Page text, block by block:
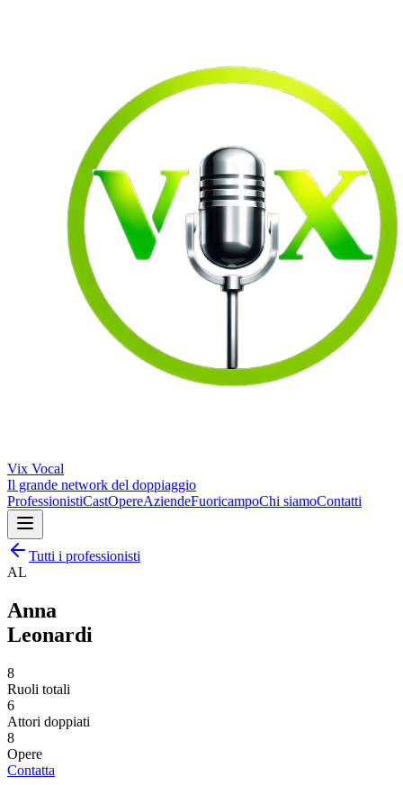
Vix Vocal
Il grande network del doppiaggio
ProfessionistiCastOpereAziendeFuoricampoChi siamoContatti
Tutti i professionisti
AL
Anna
Leonardi
8
Ruoli totali
6
Attori doppiati
8
Opere
Contatta